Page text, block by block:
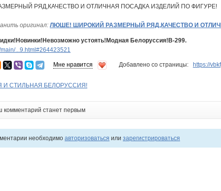
оригинал: ЛЮШЕ! ШИРОКИЙ РАЗМЕРНЫЙ РЯД,КАЧЕСТВО И
устоять!Модная Белоруссия!В-299.
...9.html#264423521
Мне нравится Добавлено со страницы: https://
И СТИЛЬНАЯ БЕЛОРУССИЯ!
комментарий станет первым
необходимо авторизоваться или зарегистрироваться